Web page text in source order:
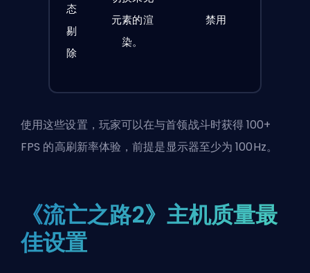
态
剔
除
元素的渲
染。
禁用
使用这些设置，玩家可以在与首领战斗时获得 100+
FPS 的高刷新率体验，前提是显示器至少为 100Hz。
《流亡之路2》主机质量最
佳设置